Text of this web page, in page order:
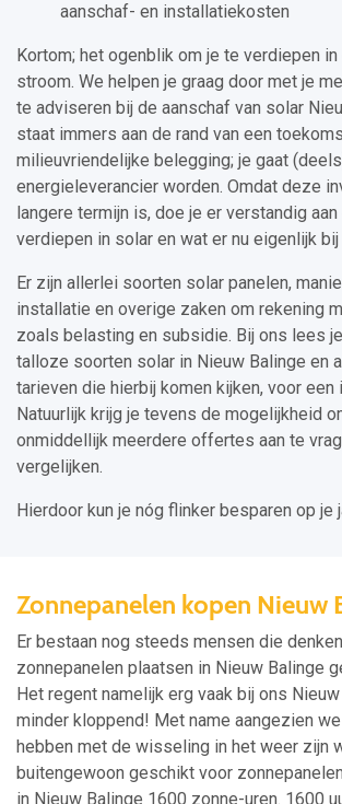
aanschaf- en installatiekosten
Kortom; het ogenblik om je te verdiepen in
stroom. We helpen je graag door met je
te adviseren bij de aanschaf van solar
staat immers aan de rand van een
milieuvriendelijke belegging; je gaat
energieleverancier worden. Omdat deze
langere termijn is, doe je er verstandig
verdiepen in solar en wat er nu eigenlijk
Er zijn allerlei soorten solar panelen,
installatie en overige zaken om rekening
zoals belasting en subsidie. Bij ons lees
talloze soorten solar in Nieuw Balinge en
tarieven die hierbij komen kijken, voor een
Natuurlijk krijg je tevens de mogelijkheid
onmiddellijk meerdere offertes aan te
vergelijken.
Hierdoor kun je nóg flinker besparen op je
Zonnepanelen kopen Nieuw
Er bestaan nog steeds mensen die
zonnepanelen plaatsen in Nieuw Balinge
Het regent namelijk erg vaak bij ons
minder kloppend! Met name aangezien
hebben met de wisseling in het weer zijn
buitengewoon geschikt voor
in Nieuw Balinge 1600 zonne-uren. 1600